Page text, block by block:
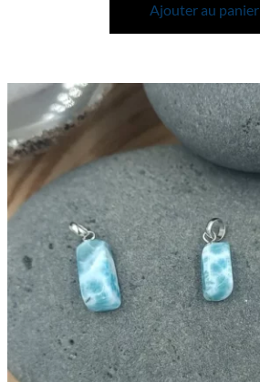
Ajouter au panier